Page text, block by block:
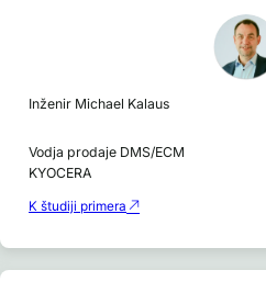
Inženir Michael Kalaus
Vodja prodaje DMS/ECM
KYOCERA
K študiji primera